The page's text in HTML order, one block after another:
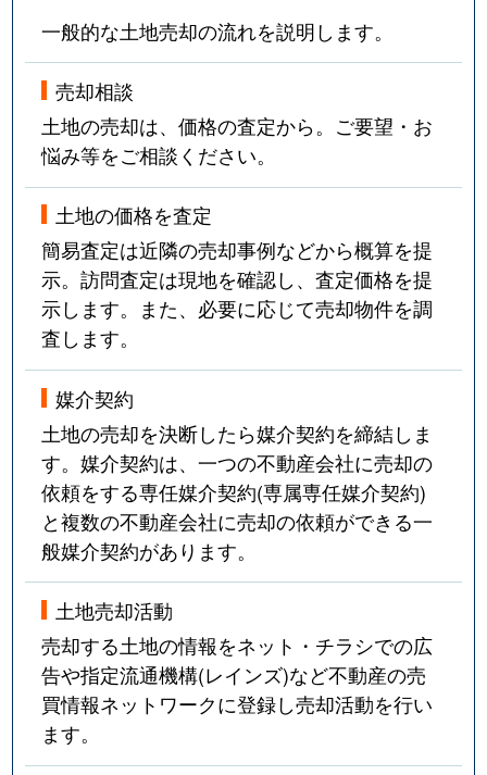
一般的な土地売却の流れを説明します。
売却相談
土地の売却は、価格の査定から。ご要望・お
悩み等をご相談ください。
土地の価格を査定
簡易査定は近隣の売却事例などから概算を提
示。訪問査定は現地を確認し、査定価格を提
示します。また、必要に応じて売却物件を調
査します。
媒介契約
土地の売却を決断したら媒介契約を締結しま
す。媒介契約は、一つの不動産会社に売却の
依頼をする専任媒介契約(専属専任媒介契約)
と複数の不動産会社に売却の依頼ができる一
般媒介契約があります。
土地売却活動
売却する土地の情報をネット・チラシでの広
告や指定流通機構(レインズ)など不動産の売
買情報ネットワークに登録し売却活動を行い
ます。